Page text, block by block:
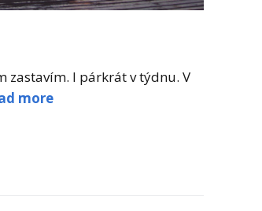
zastavím. I párkrát v týdnu. V
more